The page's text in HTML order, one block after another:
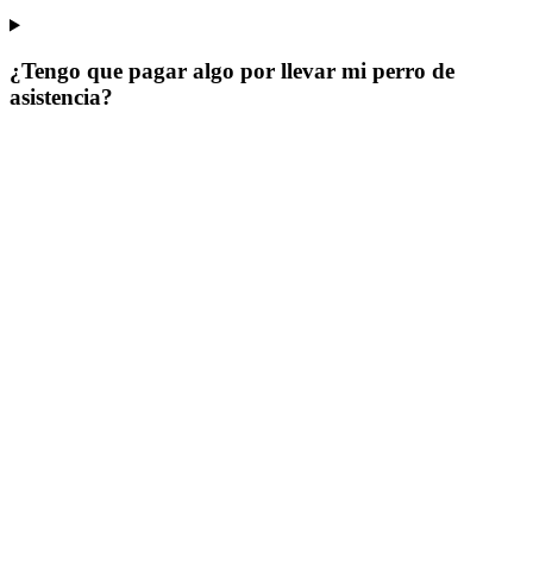
¿Tengo que pagar algo por llevar mi perro de
asistencia?